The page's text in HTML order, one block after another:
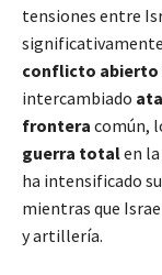
tensiones entre
conflicto abierto
intercambiado
frontera común,
guerra totalen
ha intensificado
mientras que
y artillería.